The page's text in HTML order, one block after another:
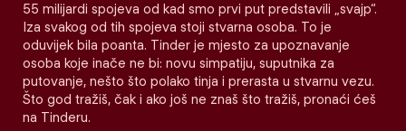
55 milijardi spojeva od kad smo prvi put predstavili „svajp“.
Iza svakog od tih spojeva stoji stvarna osoba. To je
oduvijek bila poanta. Tinder je mjesto za upoznavanje
osoba koje inače ne bi: novu simpatiju, suputnika za
putovanje, nešto što polako tinja i prerasta u stvarnu vezu.
Što god tražiš, čak i ako još ne znaš što tražiš, pronaći ćeš
na Tinderu.